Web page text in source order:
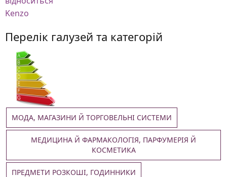
Kenzo
Перелік галузей та категорій
МОДА, МАГАЗИНИ Й ТОРГОВЕЛЬНІ СИСТЕМИ
МЕДИЦИНА Й ФАРМАКОЛОГІЯ, ПАРФУМЕРІЯ Й
КОСМЕТИКА
ПРЕДМЕТИ РОЗКОШІ, ГОДИННИКИ